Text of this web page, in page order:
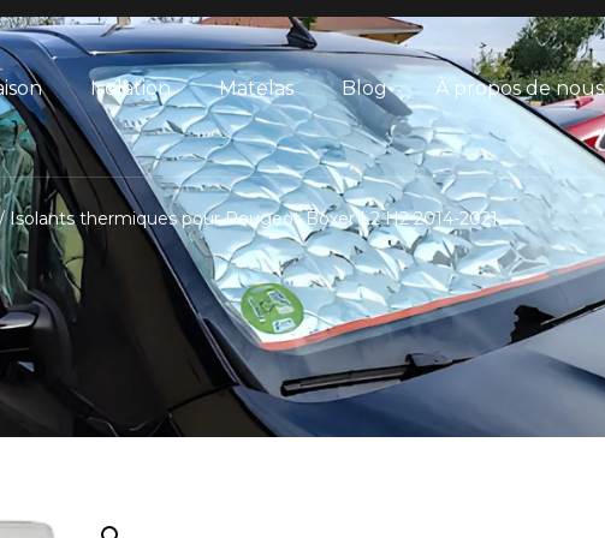
Isolation Matelas Blog À propos de nous
Isolants thermiques pour Peugeot Boxer L2 H2 2014-2021